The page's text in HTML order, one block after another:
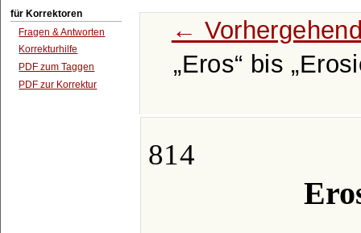
für Korrektoren
Fragen & Antworten
Korrekturhilfe
PDF zum Taggen
PDF zur Korrektur
←
Eros
bis
814